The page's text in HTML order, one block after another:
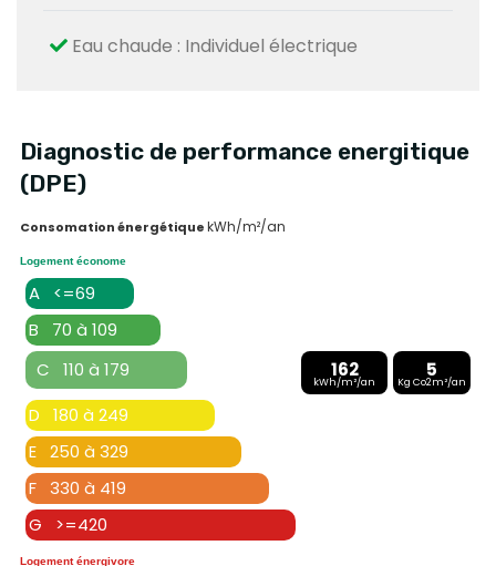
Eau chaude : Individuel électrique
Diagnostic de performance energitique
(DPE)
Consomation énergétiquekWh/m²/an
Logement économe
A <=69
B 70 à 109
C 110 à 179
162
kWh/m²/an
5
Kg Co2m²/an
D 180 à 249
E 250 à 329
F 330 à 419
G >=420
Logement énergivore